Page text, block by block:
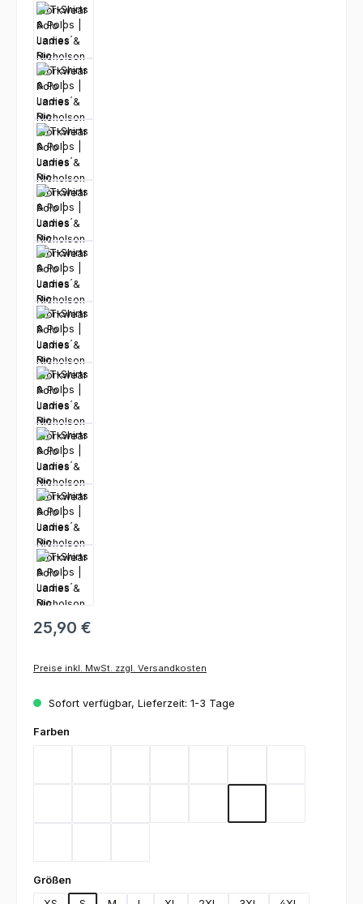
25,90 €
Preise inkl. MwSt. zzgl. Versandkosten
Sofort verfügbar, Lieferzeit: 1-3 Tage
Farben
Größen